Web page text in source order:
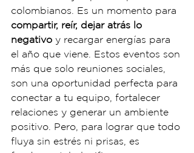
colombianos. Es un momento para
compartir, reír, dejar atrás lo
negativo y recargar energías para
el año que viene. Estos eventos son
más que solo reuniones sociales,
son una oportunidad perfecta para
conectar a tu equipo, fortalecer
relaciones y generar un ambiente
positivo. Pero, para lograr que todo
fluya sin estrés ni prisas, es